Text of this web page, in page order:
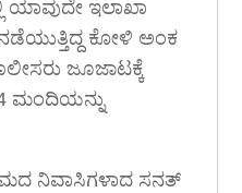
ಯಾವುದೇ ಇಲಾಖಾ
ಕೋಳಿ ಅಂಕ
ಜೂಜಾಟಕ್ಕೆ
ಮಂದಿಯನ್ನು
ನಿವಾಸಿಗಳಾದ ಸನತ್